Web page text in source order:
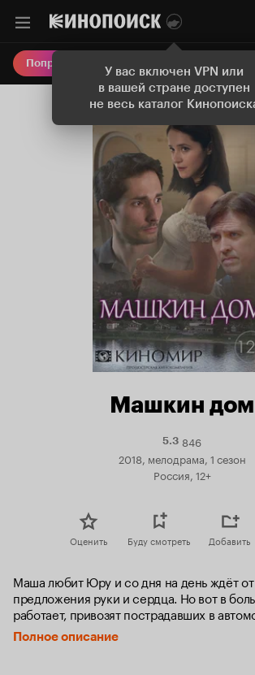
У вас включен VPN или
в вашей стране доступен
не весь каталог
Попробовать Плюс Онлайн-
Машкин дом
5.3Рейтинг
Кинопоиска
5.3
846
2018, мелодрама, 1 сезон
Россия, 12+
Оценить Буду смотреть Добавить
Маша любит Юру и со дня на день ждёт
предложения руки и сердца. Но вот в
работает, привозят пострадавших в
Одним из них оказывается Юра, а другой
Юра пытается что-то объяснить, но как
Полное описание